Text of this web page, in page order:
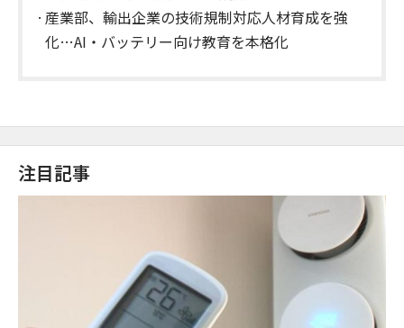
産業部、輸出企業の技術規制対応人材育成を強
化…AI・バッテリー向け教育を本格化
注目記事